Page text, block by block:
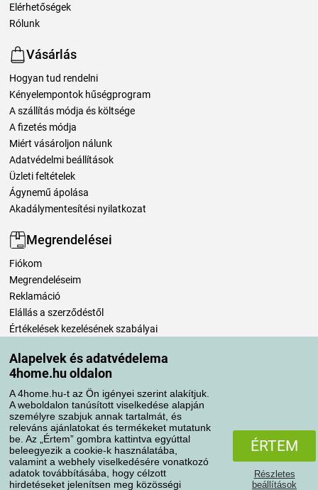
Alapelvek és adatvédelema
4home.hu oldalon
A 4home.hu-t az Ön igényei szerint alakítjuk.
A weboldalon tanúsított viselkedése alapján
személyre szabjuk annak tartalmát, és
releváns ajánlatokat és termékeket mutatunk
be. Az „Értem” gombra kattintva egyúttal
beleegyezik a cookie-k használatába,
valamint a webhely viselkedésére vonatkozó
adatok továbbításába, hogy célzott
hirdetéseket jelenítsen meg közösségi
ÉRTEM
Részletes
beállítások
Elérhetőségek
Rólunk
Vásárlás
Hogyan tud rendelni
Kényelempontok hűségprogram
A szállítás módja és költsége
A fizetés módja
Miért vásároljon nálunk
Adatvédelmi beállítások
Üzleti feltételek
Ágynemű ápolása
Akadálymentesítési nyilatkozat
Megrendelései
Fiókom
Megrendeléseim
Reklamáció
Elállás a szerződéstől
Értékelések kezelésének szabályai
Szállítási módok
Fizetési módok